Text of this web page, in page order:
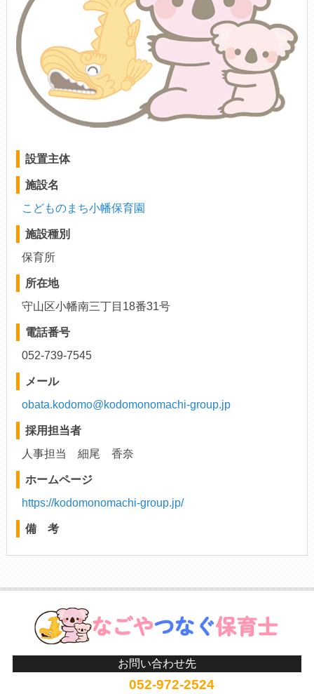
設置主体
施設名
こどものまち小幡保育園
施設種別
保育所
所在地
守山区小幡南三丁目18番31号
電話番号
052-739-7545
メール
obata.kodomo@kodomonomachi-group.jp
採用担当者
人事担当 細尾 香奈
ホームページ
https://kodomonomachi-group.jp/
備 考
お問い合わせ先
052-972-2524